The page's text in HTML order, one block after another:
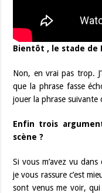
Bientôt , le stade de
Non, en vrai pas trop.
que la phrase fasse
jouer la phrase suivante
Enfin trois
scène ?
Si vous m’avez vu
je vous rassure c’est
sont venus me voir,